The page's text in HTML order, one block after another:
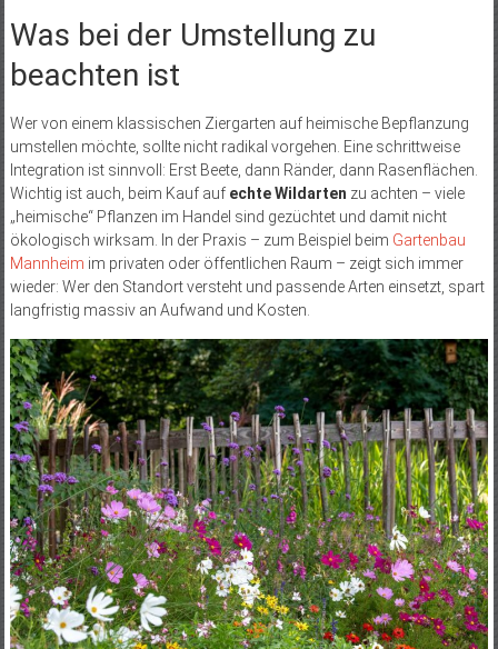
Was bei der Umstellung zu
beachten ist
Wer von einem klassischen Ziergarten auf heimische Bepflanzung
umstellen möchte, sollte nicht radikal vorgehen. Eine schrittweise
Integration ist sinnvoll: Erst Beete, dann Ränder, dann Rasenflächen.
Wichtig ist auch, beim Kauf auf echte Wildarten zu achten – viele
„heimische“ Pflanzen im Handel sind gezüchtet und damit nicht
ökologisch wirksam. In der Praxis – zum Beispiel beim Gartenbau
Mannheim im privaten oder öffentlichen Raum – zeigt sich immer
wieder: Wer den Standort versteht und passende Arten einsetzt, spart
langfristig massiv an Aufwand und Kosten.